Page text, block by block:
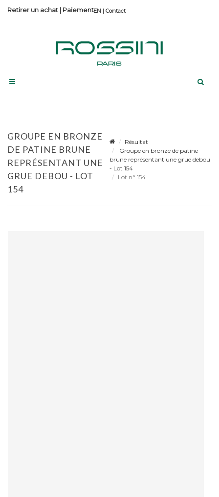
Contact
Retirer un achat | Paiement
GROUPE EN BRONZE
DE PATINE BRUNE
REPRÉSENTANT UNE
GRUE DEBOU - LOT
154
Résultat
Groupe en bronze de patine
brune représentant une grue debou
- Lot 154
Lot n° 154